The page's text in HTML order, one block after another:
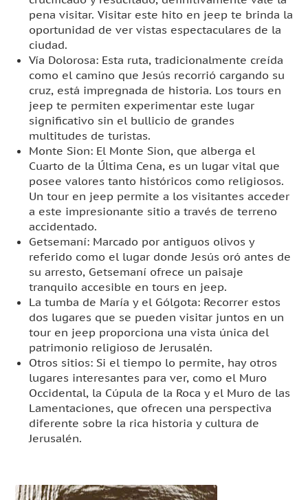
pena visitar. Visitar este hito en jeep te brinda la
oportunidad de ver vistas espectaculares de la
ciudad.
Vía Dolorosa: Esta ruta, tradicionalmente creída
como el camino que Jesús recorrió cargando su
cruz, está impregnada de historia. Los tours en
jeep te permiten experimentar este lugar
significativo sin el bullicio de grandes
multitudes de turistas.
Monte Sion: El Monte Sion, que alberga el
Cuarto de la Última Cena, es un lugar vital que
posee valores tanto históricos como religiosos.
Un tour en jeep permite a los visitantes acceder
a este impresionante sitio a través de terreno
accidentado.
Getsemaní: Marcado por antiguos olivos y
referido como el lugar donde Jesús oró antes de
su arresto, Getsemaní ofrece un paisaje
tranquilo accesible en tours en jeep.
La tumba de María y el Gólgota: Recorrer estos
dos lugares que se pueden visitar juntos en un
tour en jeep proporciona una vista única del
patrimonio religioso de Jerusalén.
Otros sitios: Si el tiempo lo permite, hay otros
lugares interesantes para ver, como el Muro
Occidental, la Cúpula de la Roca y el Muro de las
Lamentaciones, que ofrecen una perspectiva
diferente sobre la rica historia y cultura de
Jerusalén.